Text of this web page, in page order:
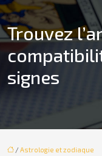
Trouvez
signes
/Astrologie et zodiaque